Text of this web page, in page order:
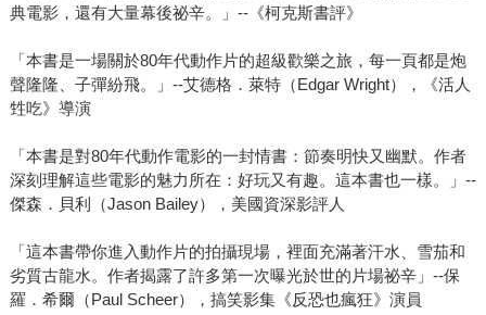
典電影，還有大量幕後祕辛。」--《柯克斯書評》
「本書是一場關於80年代動作片的超級歡樂之旅，每一頁都是炮
聲隆隆、子彈紛飛。」--艾德格．萊特（Edgar Wright），《活人
甡吃》導演
「本書是對80年代動作電影的一封情書：節奏明快又幽默。作者
深刻理解這些電影的魅力所在：好玩又有趣。這本書也一樣。」--
傑森．貝利（Jason Bailey），美國資深影評人
「這本書帶你進入動作片的拍攝現場，裡面充滿著汗水、雪茄和
劣質古龍水。作者揭露了許多第一次曝光於世的片場祕辛」--保
羅．希爾（Paul Scheer），搞笑影集《反恐也瘋狂》演員